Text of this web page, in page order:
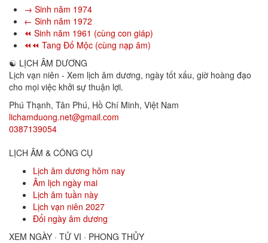
→ Sinh năm 1974
← Sinh năm 1972
⏪ Sinh năm 1961 (cùng con giáp)
⏪⏪ Tang Đố Mộc (cùng nạp âm)
☯ LỊCH ÂM DƯƠNG
Lịch vạn niên - Xem lịch âm dương, ngày tốt xấu, giờ hoàng đạo
cho mọi việc khởi sự thuận lợi.
Phú Thạnh, Tân Phú, Hồ Chí Minh, Việt Nam
lichamduong.net@gmail.com
0387139054
LỊCH ÂM & CÔNG CỤ
Lịch âm dương hôm nay
Âm lịch ngày mai
Lịch âm tuần này
Lịch vạn niên 2027
Đổi ngày âm dương
XEM NGÀY · TỬ VI · PHONG THỦY